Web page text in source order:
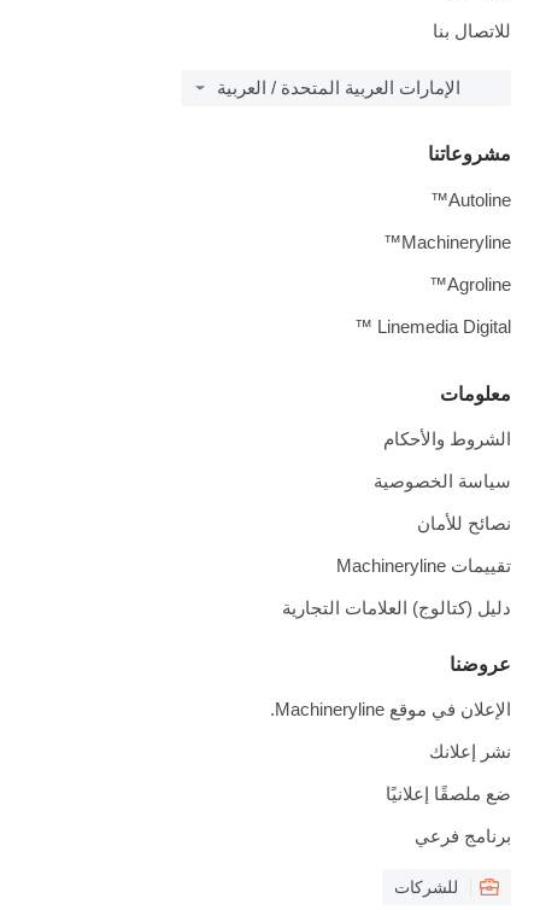
للاتصال بنا
الإمارات العربية المتحدة / العربية
معلومات
الشروط والأحكام
سياسة الخصوصية
نصائح للأمان
تقييمات Machineryline
دليل (كتالوج) العلامات التجارية
عروضنا
الإعلان في موقع Machineryline.
نشر إعلانك
ضع ملصقًا إعلانيًا
برنامج فرعي
للشركات
مشروعاتنا
Autoline™
Machineryline™
Agroline™
Linemedia Digital ™